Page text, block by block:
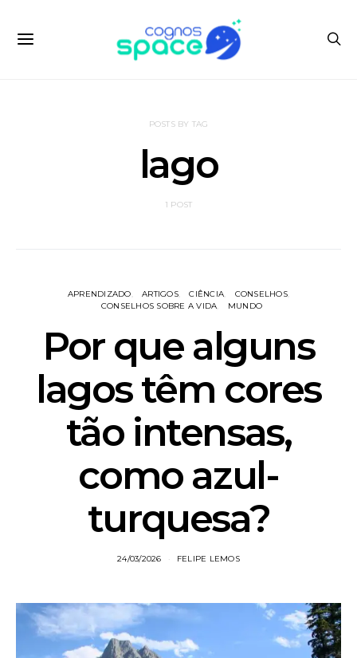
POSTS BY TAG
lago
1 POST
APRENDIZADO ARTIGOS CIÊNCIA
CONSELHOS
CONSELHOS SOBRE A VIDA
MUNDO
Por que alguns
lagos têm cores
tão intensas,
como azul-
turquesa?
24/03/2026 FELIPE LEMOS